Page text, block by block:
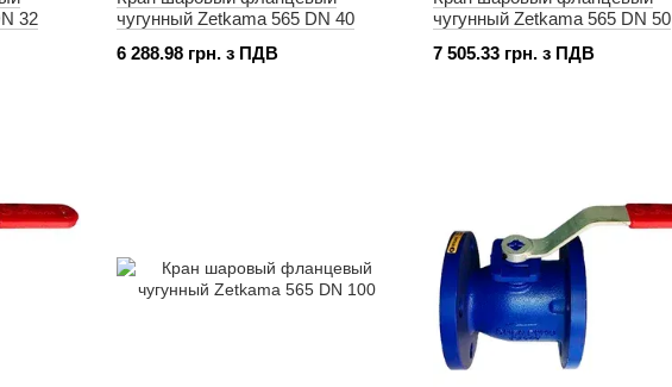
32
чугунный Zetkama 565 DN 40
6 288.98 грн. з ПДВ
чугунный Zetkama 565 DN 50
7 505.33 грн. з ПДВ